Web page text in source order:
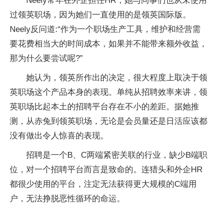
过领英职场，因为她们一直使用的是领英国际版。
Neely反问道:“作为一个职场生产工具，维护和经营需
要花费相当大的时间成本，如果并不能带来额外收益，
那为什么要尝试呢?”
她认为，领英所作出的决定，很大程度上取决于领
英职场这个产品本身的表现。单纯从招聘效率来讲，领
英职场比起本土的招聘平台存在不小的差距。据她推
测，从赤兔到领英职场，无论是会员量还是日活应该都
没有做出令人惊喜的表现。
招聘是一个B、C两端紧密关联的行业，缺少B端职
位，对一个招聘平台而言是致命的。连猎头和外企HR
都很少使用的平台，注定无法获得更大规模的C端用
户，无法挣脱恶性循环的命运。